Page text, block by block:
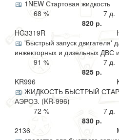
1NEW Стартовая жидкость
68 %
7 д.
820 р.
HG3319R
'Быстрый запуск двигателя'
инжекторных и дизельных ДВС
91 %
7 д.
825 р.
KR996
ЖИДКОСТЬ БЫСТРЫЙ
АЭРОЗ. (KR-996)
72 %
7 д.
830 р.
2136